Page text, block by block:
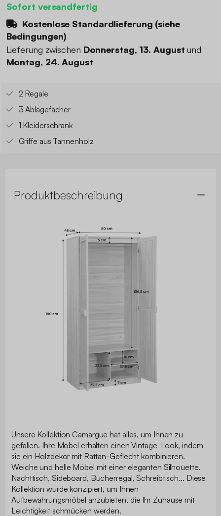
Sofort versandfertig
Kostenlose Standardlieferung (siehe
Bedingungen)
Lieferung zwischen Donnerstag, 13. August und
Montag, 24. August
2 Regale
3 Ablagefächer
1 Kleiderschrank
Griffe aus Tannenholz
Produktbeschreibung
Unsere Kollektion Camargue hat alles, um Ihnen zu
gefallen. Ihre Möbel erhalten einen Vintage-Look, indem
sie ein Holzdekor mit Rattan-Geflecht kombinieren.
Weiche und helle Möbel mit einer eleganten Silhouette.
Nachttisch, Sideboard, Bücherregal, Schreibtisch... Diese
Kollektion wurde konzipiert, um Ihnen
Aufbewahrungsmöbel anzubieten, die Ihr Zuhause mit
Leichtigkeit schmücken werden.